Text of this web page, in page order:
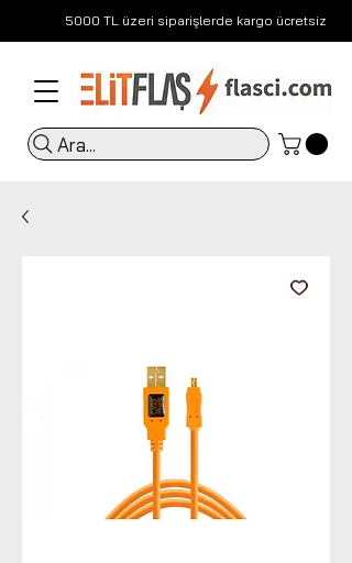
5000 TL üzeri siparişlerde kargo ücretsiz
Ara...